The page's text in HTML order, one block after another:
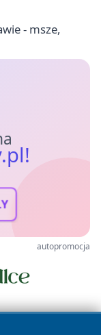
- msze,
autopromocja